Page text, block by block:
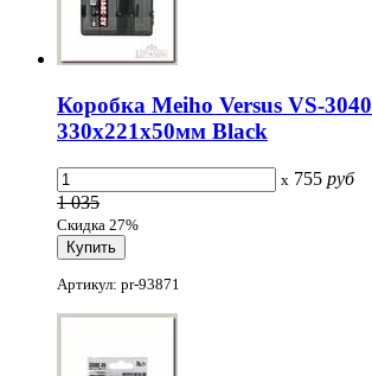
Коробка Meiho Versus VS-3040
330х221х50мм Black
x 755 руб
1 035
Скидка 27%
Артикул: pr-93871